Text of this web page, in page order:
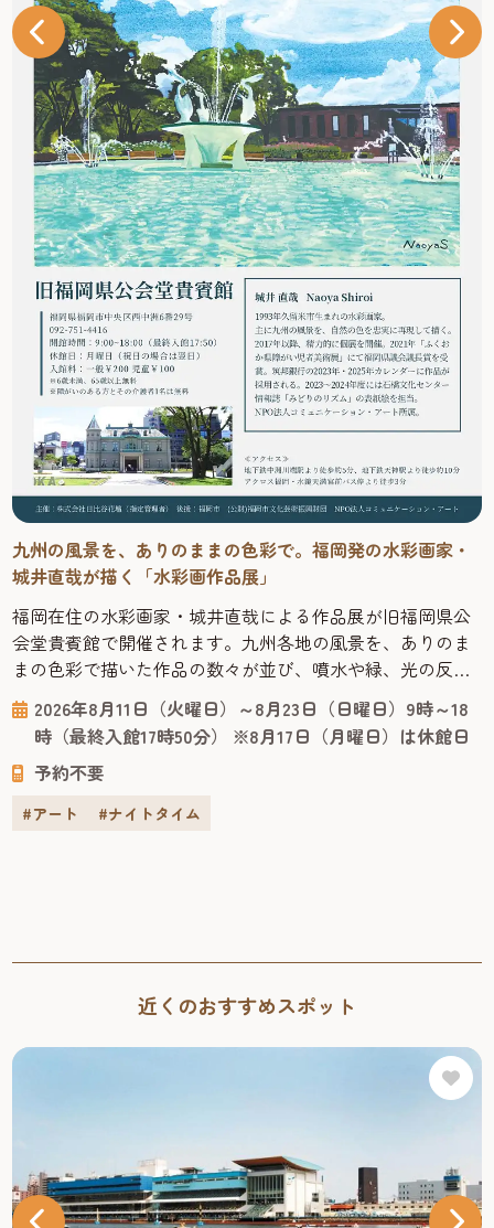
九州の風景を、ありのままの色彩で。福岡発の水彩画家・
城井直哉が描く「水彩画作品展」
福岡在住の水彩画家・城井直哉による作品展が旧福岡県公
会堂貴賓館で開催されます。九州各地の風景を、ありのま
まの色彩で描いた作品の数々が並び、噴水や緑、光の反射
まで丁寧に再現された絵からは、その土地の空気が感じら
れます。 今回の会場となる「旧福岡県公会堂貴賓館」は、
1910年、九州沖縄八県連合共進会の迎賓館として建てら
れ、明治43年には皇族の宿泊所としても使われた歴史ある
建物です。急勾配の屋根や...
2026年8月11日（火曜日）～8月23日（日曜日）9時～18
時（最終入館17時50分） ※8月17日（月曜日）は休館日
予約不要
#アート #ナイトタイム
近くのおすすめスポット